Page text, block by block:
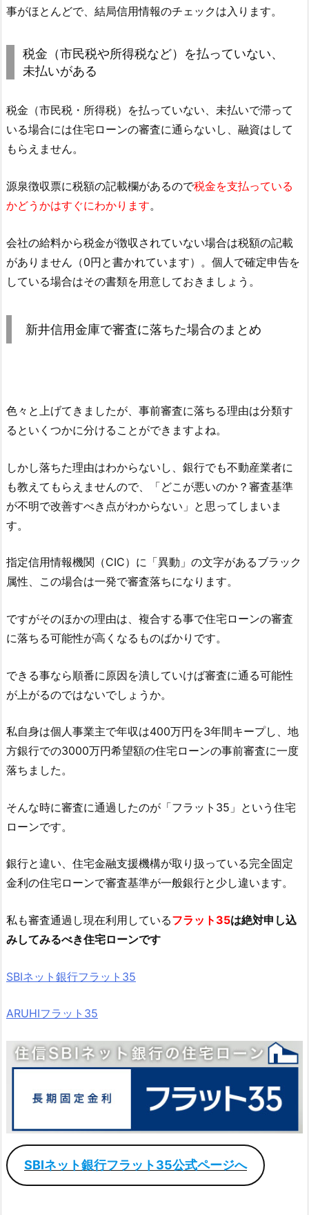
事がほとんどで、結局信用情報のチェックは入ります。
税金（市民税や所得税など）を払っていない、
未払いがある
税金（市民税・所得税）を払っていない、未払いで滞って
いる場合には住宅ローンの審査に通らないし、融資はして
もらえません。
源泉徴収票に税額の記載欄があるので税金を支払っている
かどうかはすぐにわかります。
会社の給料から税金が徴収されていない場合は税額の記載
がありません（0円と書かれています）。個人で確定申告を
している場合はその書類を用意しておきましょう。
新井信用金庫で審査に落ちた場合のまとめ
色々と上げてきましたが、事前審査に落ちる理由は分類す
るといくつかに分けることができますよね。
しかし落ちた理由はわからないし、銀行でも不動産業者に
も教えてもらえませんので、「どこが悪いのか？審査基準
が不明で改善すべき点がわからない」と思ってしまいま
す。
指定信用情報機関（CIC）に「異動」の文字があるブラック
属性、この場合は一発で審査落ちになります。
ですがそのほかの理由は、複合する事で住宅ローンの審査
に落ちる可能性が高くなるものばかりです。
できる事なら順番に原因を潰していけば審査に通る可能性
が上がるのではないでしょうか。
私自身は個人事業主で年収は400万円を3年間キープし、地
方銀行での3000万円希望額の住宅ローンの事前審査に一度
落ちました。
そんな時に審査に通過したのが「フラット35」という住宅
ローンです。
銀行と違い、住宅金融支援機構が取り扱っている完全固定
金利の住宅ローンで審査基準が一般銀行と少し違います。
私も審査通過し現在利用しているフラット35は絶対申し込
みしてみるべき住宅ローンです
SBIネット銀行フラット35
ARUHIフラット35
SBIネット銀行フラット35公式ページへ